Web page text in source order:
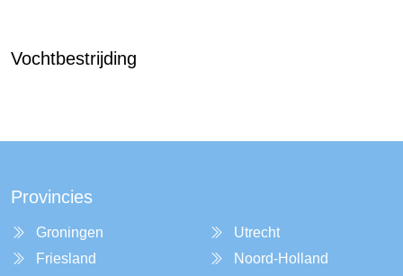
Vochtbestrijding
Provincies
Groningen
Friesland
Utrecht
Noord-Holland